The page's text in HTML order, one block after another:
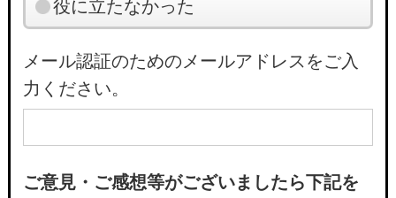
役に立たなかった
メール認証のためのメールアドレスをご入
力ください。
ご意見・ご感想等がございましたら下記を